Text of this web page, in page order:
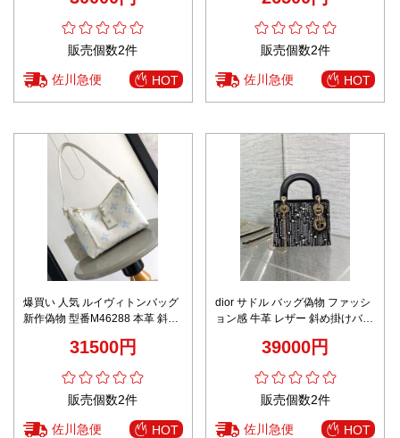
販売個数2件
佐川急便 HOT
販売個数2件
佐川急便 HOT
爆買い 人気 ルイヴィトンバッグ
新作偽物 型番M46288 本革 斜め
優雅 シンプル ホワイト
31500円
販売個数2件
佐川急便 HOT
dior サドル バッグ偽物 ファッシ
ョン感 牛革 レザー 斜め掛けバッ
39000円
販売個数2件
佐川急便 HOT